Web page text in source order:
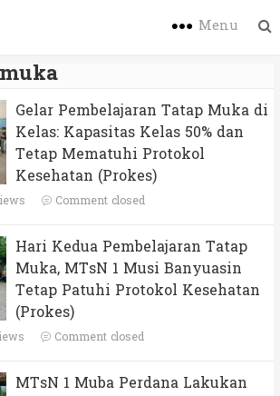
Menu
Gelar Pembelajaran Tatap Muka di
Kelas: Kapasitas Kelas 50% dan
Tetap Mematuhi Protokol
Kesehatan (Prokes)
Comment closed
Hari Kedua Pembelajaran Tatap
Muka, MTsN 1 Musi Banyuasin
Tetap Patuhi Protokol Kesehatan
(Prokes)
Comment closed
MTsN 1 Muba Perdana Lakukan